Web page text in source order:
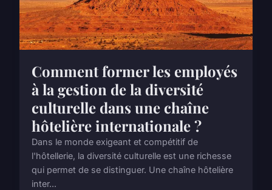
Comment former les employés
à la gestion de la diversité
culturelle dans une chaîne
hôtelière internationale ?
Dans le monde exigeant et compétitif de
l'hôtellerie, la diversité culturelle est une richesse
qui permet de se distinguer. Une chaîne hôtelière
inter...